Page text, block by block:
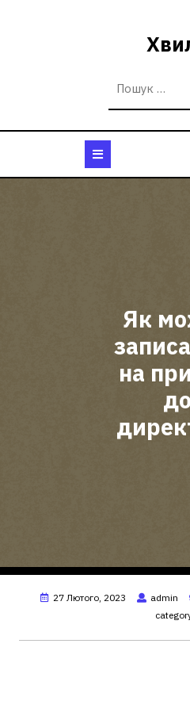
Як
на
до
27 Лютого, 2023 admin